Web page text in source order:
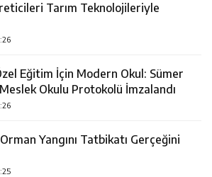
Tarım Teknolojileriyle
Eğitim İçin Modern Okul: Sümer
Okulu Protokolü İmzalandı
Yangını Tatbikatı Gerçeğini